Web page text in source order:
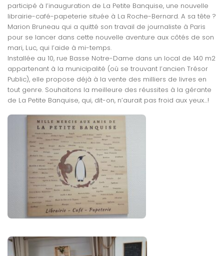
participé à l’inauguration de La Petite Banquise, une nouvelle
librairie-café-papeterie située à La Roche-Bernard. A sa tête ?
Marion Bruneau qui a quitté son travail de journaliste à Paris
pour se lancer dans cette nouvelle aventure aux côtés de son
mari, Luc, qui l’aide à mi-temps.
Installée au 10, rue Basse Notre-Dame dans un local de 140 m2
appartenant à la municipalité (où se trouvant l’ancien Trésor
Public), elle propose déjà à la vente des milliers de livres en
tout genre. Souhaitons la meilleure des réussites à la gérante
de La Petite Banquise, qui, dit-on, n’aurait pas froid aux yeux…!